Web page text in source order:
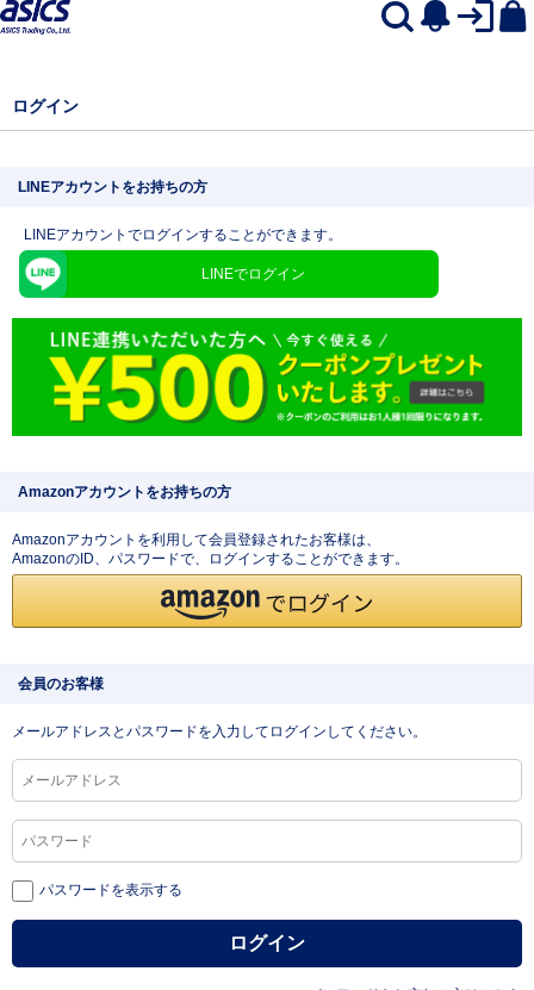
ログイン
LINEアカウントをお持ちの方
LINEアカウントでログインすることができます。
LINEでログイン
Amazonアカウントをお持ちの方
Amazonアカウントを利用して会員登録されたお客様は、
AmazonのID、パスワードで、ログインすることができます。
会員のお客様
メールアドレスとパスワードを入力してログインしてください。
パスワードを表示する